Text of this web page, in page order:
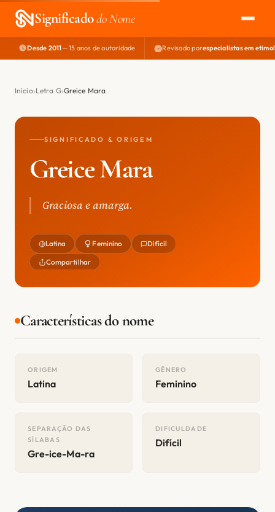
Significadodo Nome
EXPLORAR
NOME PERFEITO
Desde 2011— 15 anos de autoridade Revisado porespecialistas em
Início Letra G Greice Mara
SIGNIFICADO & ORIGEM
Greice Mara
Graciosa e amarga.
Latina Feminino Difícil
Compartilhar
Características do nome
ORIGEM
Latina
GÊNERO
Feminino
SEPARAÇÃO DAS
SÍLABAS
Gre-ice-Ma-ra
DIFICULDADE
Difícil